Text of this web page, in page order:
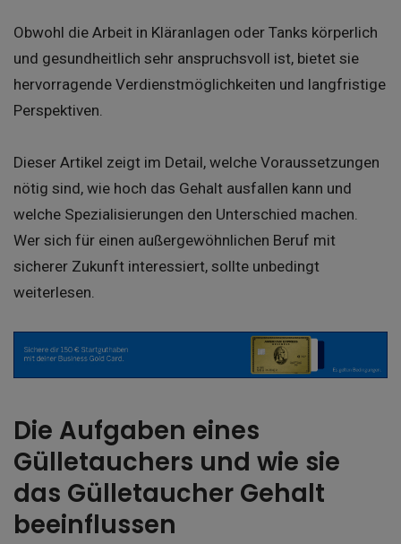
Obwohl die Arbeit in Kläranlagen oder Tanks körperlich
und gesundheitlich sehr anspruchsvoll ist, bietet sie
hervorragende Verdienstmöglichkeiten und langfristige
Perspektiven.
Dieser Artikel zeigt im Detail, welche Voraussetzungen
nötig sind, wie hoch das Gehalt ausfallen kann und
welche Spezialisierungen den Unterschied machen.
Wer sich für einen außergewöhnlichen Beruf mit
sicherer Zukunft interessiert, sollte unbedingt
weiterlesen.
Die Aufgaben eines
Gülletauchers und wie sie
das Gülletaucher Gehalt
beeinflussen